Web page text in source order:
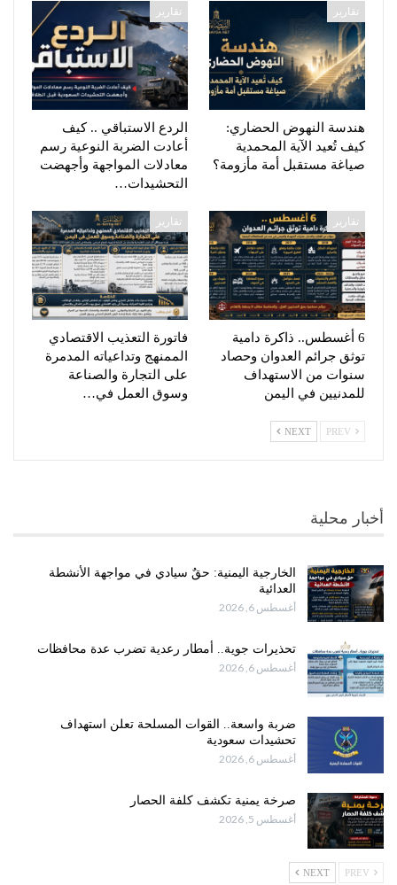
تقارير
هندسة النهوض الحضاري:
كيف تُعيد الآية المحمدية
صياغة مستقبل أمة مأزومة؟
تقارير
الردع الاستباقي .. كيف
أعادت الضربة النوعية رسم
معادلات المواجهة وأجهضت
التحشيدات…
تقارير
6 أغسطس.. ذاكرة دامية
توثق جرائم العدوان وحصاد
سنوات من الاستهداف
للمدنيين في اليمن
تقارير
فاتورة التعذيب الاقتصادي
الممنهج وتداعياته المدمرة
على التجارة والصناعة
وسوق العمل في…
NEXT
أخبار محلية
الخارجية اليمنية: حقٌ سيادي في مواجهة الأنشطة
العدائية
أغسطس 6, 2026
تحذيرات جوية.. أمطار رعدية تضرب عدة محافظات
أغسطس 6, 2026
ضربة واسعة.. القوات المسلحة تعلن استهداف
تحشيدات سعودية
أغسطس 6, 2026
صرخة يمنية تكشف كلفة الحصار
أغسطس 5, 2026
NEXT